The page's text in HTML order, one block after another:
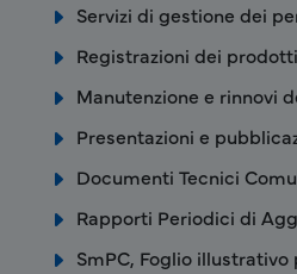
Servizi di gestione dei
Registrazioni dei
Manutenzione e rinnovi
Presentazioni e
Documenti Tecnici
Rapporti Periodici di
SmPC, Foglio